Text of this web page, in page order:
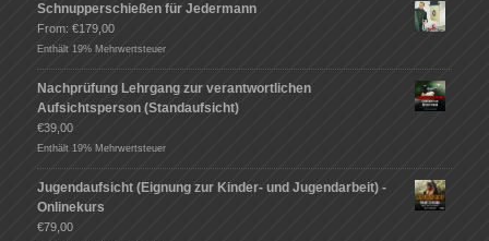
Schnupperschießen für Jedermann
From: €179,00
Enthält 19% Mehrwertsteuer
Nachprüfung Lehrgang zur verantwortlichen
Aufsichtsperson (Standaufsicht)
€39,00
Enthält 19% Mehrwertsteuer
Jugendaufsicht (Eignung zur Kinder- und Jugendarbeit) -
Onlinekurs
€79,00